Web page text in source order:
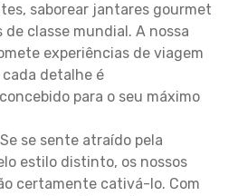
saborear jantares gourmet
de classe mundial. A nossa
experiências de viagem
detalhe é
para o seu máximo
Se se sente atraído pela
estilo distinto, os nossos
certamente cativá-lo. Com